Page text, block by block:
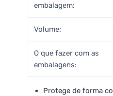
embalagem:
Volume:
O que fazer com as
embalagens:
Protege de forma